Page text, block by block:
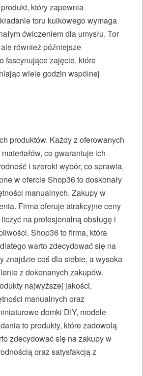
który zapewnia
toru kulkowego wymaga
ćwiczeniem dla umysłu. Tor
również późniejsze
fascynujące zajęcie, które
wiele godzin wspólnej
produktów. Każdy z oferowanych
co gwarantuje ich
i szeroki wybór, co sprawia,
w ofercie Shop36 to doskonały
manualnych. Zakupy w
Firma oferuje atrakcyjne ceny
na profesjonalną obsługę i
Shop36 to firma, która
warto zdecydować się na
znajdzie coś dla siebie, a wysoka
z dokonanych zakupów.
najwyższej jakości,
manualnych oraz
domki DIY, modele
to produkty, które zadowolą
zdecydować się na zakupy w
oraz satysfakcją z